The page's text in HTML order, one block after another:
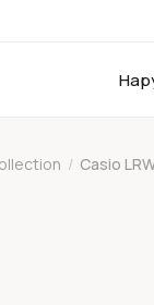
/ Casio